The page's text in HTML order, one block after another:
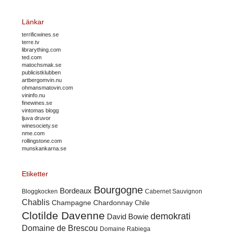
Länkar
terrificwines.se
terre.tv
librarything.com
ted.com
matochsmak.se
publicistklubben
artbergomvin.nu
ohmansmatovin.com
vininfo.nu
finewines.se
vintomas blogg
ljuva druvor
winesociety.se
nme.com
rollingstone.com
munskankarna.se
Etiketter
Bloggkocken Bordeaux Bourgogne Cabernet Sauvignon
Chablis Champagne Chardonnay Chile
Clotilde Davenne David Bowie demokrati
Domaine de Brescou Domaine Rabiega